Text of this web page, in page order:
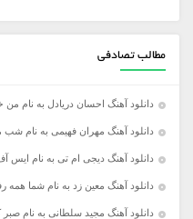
مطالب تصادفی
دانلود آهنگ احسان دریادل به نام
دانلود آهنگ مهران فهیمی به نام
دانلود آهنگ دیجی ام تی به نام ایس
دانلود آهنگ معین زد به نام شما همه
دانلود آهنگ مجید سلطانی به نام صبر